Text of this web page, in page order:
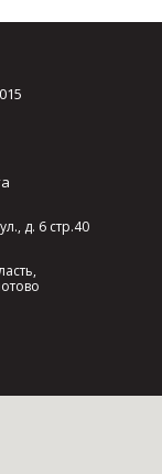
д. 6 стр.40